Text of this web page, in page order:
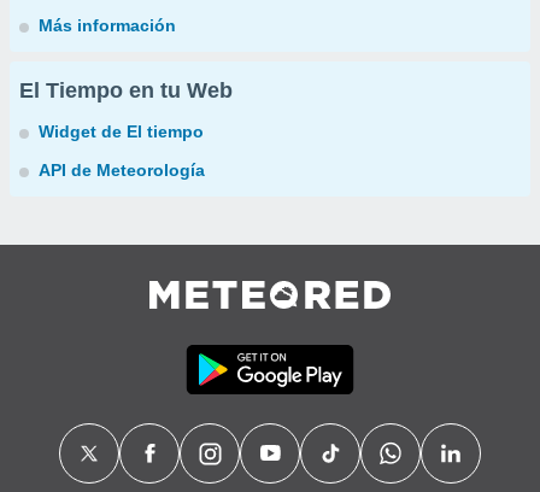
Más información
El Tiempo en tu Web
Widget de El tiempo
API de Meteorología